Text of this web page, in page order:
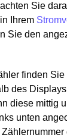
Sie
Ihrem
Sie den
finden Sie
des
diese mittig
unten